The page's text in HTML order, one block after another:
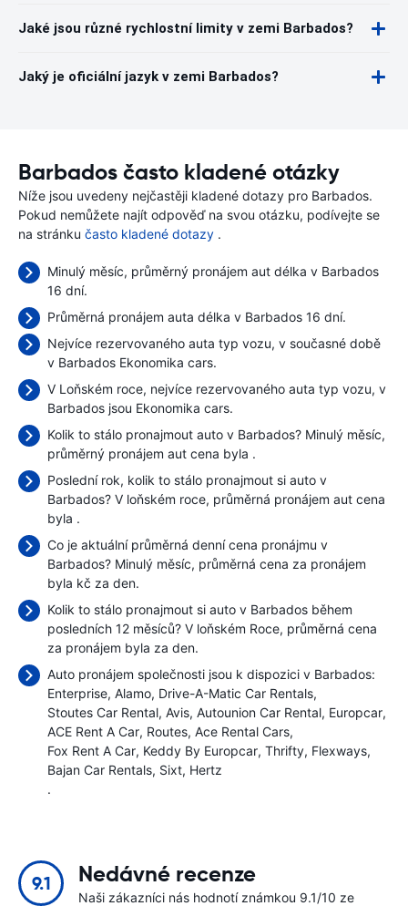
Jaké jsou různé rychlostní limity v zemi Barbados?
Jaký je oficiální jazyk v zemi Barbados?
Barbados často kladené otázky
Níže jsou uvedeny nejčastěji kladené dotazy pro Barbados.
Pokud nemůžete najít odpověď na svou otázku, podívejte se
na stránku často kladené dotazy .
Minulý měsíc, průměrný pronájem aut délka v Barbados
16 dní.
Průměrná pronájem auta délka v Barbados 16 dní.
Nejvíce rezervovaného auta typ vozu, v současné době
v Barbados Ekonomika cars.
V Loňském roce, nejvíce rezervovaného auta typ vozu, v
Barbados jsou Ekonomika cars.
Kolik to stálo pronajmout auto v Barbados? Minulý měsíc,
průměrný pronájem aut cena byla .
Poslední rok, kolik to stálo pronajmout si auto v
Barbados? V loňském roce, průměrná pronájem aut cena
byla .
Co je aktuální průměrná denní cena pronájmu v
Barbados? Minulý měsíc, průměrná cena za pronájem
byla kč za den.
Kolik to stálo pronajmout si auto v Barbados během
posledních 12 měsíců? V loňském Roce, průměrná cena
za pronájem byla za den.
Auto pronájem společnosti jsou k dispozici v Barbados:
Enterprise Alamo Drive-A-Matic Car Rentals
Stoutes Car Rental Avis Autounion Car Rental Europcar
ACE Rent A Car Routes Ace Rental Cars
Fox Rent A Car Keddy By Europcar Thrifty Flexways
Bajan Car Rentals Sixt Hertz
.
9.1 Nedávné recenze
Naši zákazníci nás hodnotí známkou 9.1/10 ze